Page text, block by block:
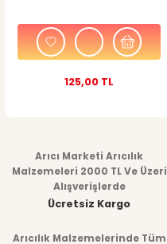
125,00 TL
Arıcı Marketi Arıcılık
Malzemeleri 2000 TL Ve Üzeri
Alışverişlerde
Ücretsiz Kargo
Arıcılık Malzemelerinde Tüm